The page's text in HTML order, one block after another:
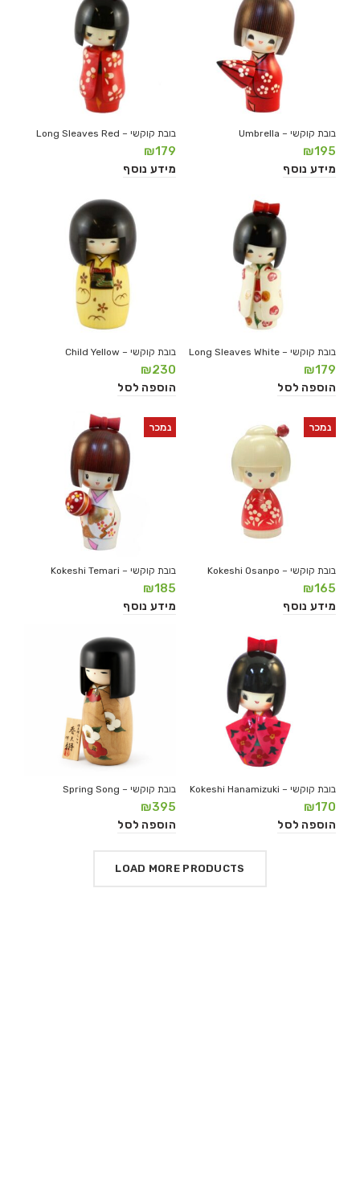
בובת קוקשי – Umbrella
₪195
מידע נוסף
בובת קוקשי – Long Sleaves Red
₪179
מידע נוסף
בובת קוקשי – Long Sleaves White
₪179
הוספה לסל
בובת קוקשי – Child Yellow
₪230
הוספה לסל
נמכר
בובת קוקשי – Kokeshi Osanpo
₪165
מידע נוסף
נמכר
בובת קוקשי – Kokeshi Temari
₪185
מידע נוסף
בובת קוקשי – Kokeshi Hanamizuki
₪170
הוספה לסל
בובת קוקשי – Spring Song
₪395
הוספה לסל
LOAD MORE PRODUCTS